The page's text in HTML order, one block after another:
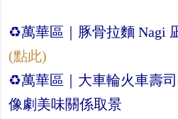
♻︎萬華區｜豚骨拉麵 Nagi
(點此)
♻︎萬華區｜大車輪火車壽
像劇美味關係取景